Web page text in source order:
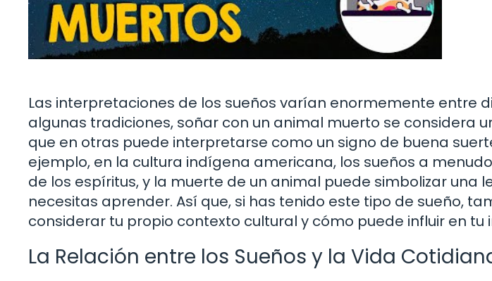
Las interpretaciones de los sueños varían enormemente entre
algunas tradiciones, soñar con un animal muerto se considera
que en otras puede interpretarse como un signo de buena
ejemplo, en la cultura indígena americana, los sueños a
de los espíritus, y la muerte de un animal puede simbolizar una
necesitas aprender. Así que, si has tenido este tipo de sueño,
considerar tu propio contexto cultural y cómo puede influir en tu
La Relación entre los Sueños y la Vida